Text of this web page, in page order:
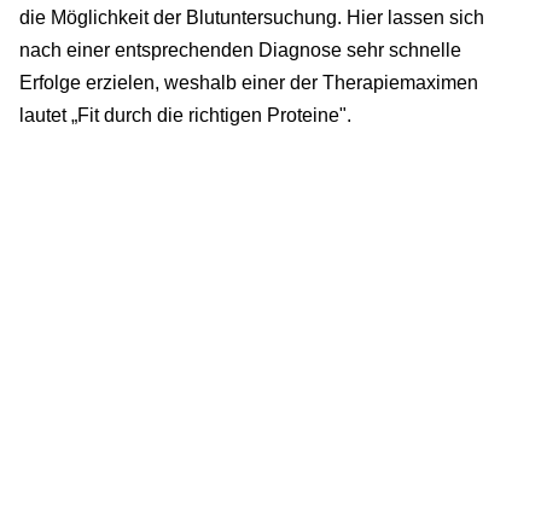
die Möglichkeit der Blutuntersuchung. Hier lassen sich
nach einer entsprechenden Diagnose sehr schnelle
Erfolge erzielen, weshalb einer der Therapiemaximen
lautet „Fit durch die richtigen Proteine".